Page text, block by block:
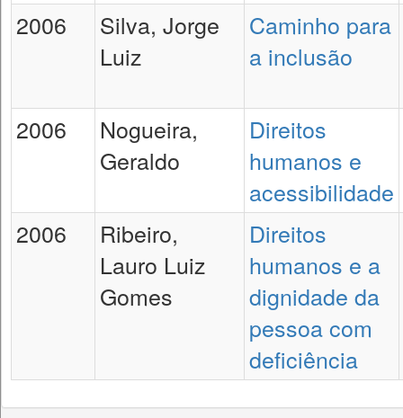
2006
Silva, Jorge
Luiz
Caminho para
a inclusão
2006
Nogueira,
Geraldo
Direitos
humanos e
acessibilidade
2006
Ribeiro,
Lauro Luiz
Gomes
Direitos
humanos e a
dignidade da
pessoa com
deficiência